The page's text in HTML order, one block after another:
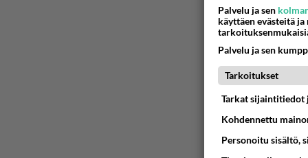
äätiti
Kyllä
Silloin
muut.
ainakin
Palvelu ja sen
käyttäen evästeitä
Palvelu ja sen
Tarkoitukset
Tarkat sijaintitiedot
Kohdennettu
Personoitu sisältö,